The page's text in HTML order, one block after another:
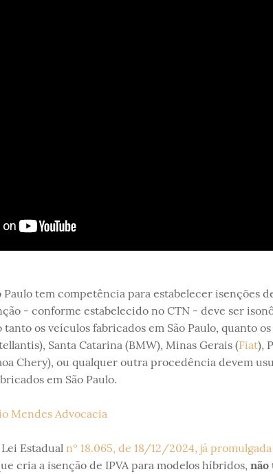
Paulo tem competência para estabelecer isenções
- conforme estabelecido no CTN - deve ser
os veículos fabricados em São Paulo, quanto
Santa Catarina (BMW), Minas Gerais (Fiat),
Chery), ou qualquer outra procedência devem
em São Paulo.
Mendes Advocacia
Estadual nº 18.065, de 18/12/2024, já
cria a isenção de IPVA para modelos híbridos, não